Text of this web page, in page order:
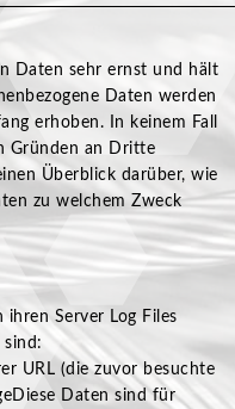
Daten sehr ernst und hält
Daten werden
erhoben. In keinem Fall
Gründen an Dritte
Überblick darüber, wie
zu welchem Zweck
Server Log Files
URL (die zuvor besuchte
Daten sind für